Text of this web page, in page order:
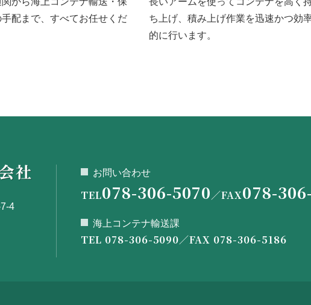
配まで、すべてお任せくだ
ち上げ、積み上げ作業を迅速かつ効
的に行います。
4
お問い合わせ
TEL078-306-5070／FAX078-
海上コンテナ輸送課
TEL 078-306-5090／FAX 078-306-5186